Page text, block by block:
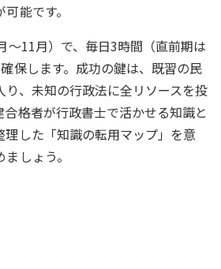
能です。
〜11月）で、毎日3時間（直前期は
保します。成功の鍵は、既習の民
、未知の行政法に全リソースを投
合格者が行政書士で活かせる知識と
理した「知識の転用マップ」を意
しょう。